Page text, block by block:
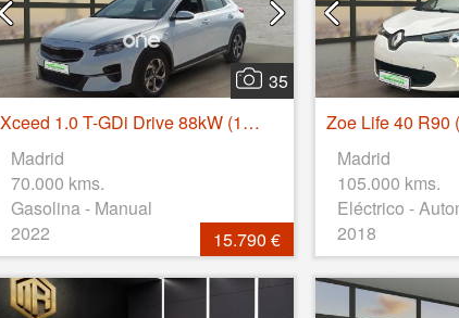
35
Xceed 1.0 T-GDi Drive 88kW (120CV)
Madrid
70.000 kms.
Gasolina - Manual
2022
15.790 €
Zoe Life 40 R90
Madrid
105.000 kms.
Eléctrico -
2018